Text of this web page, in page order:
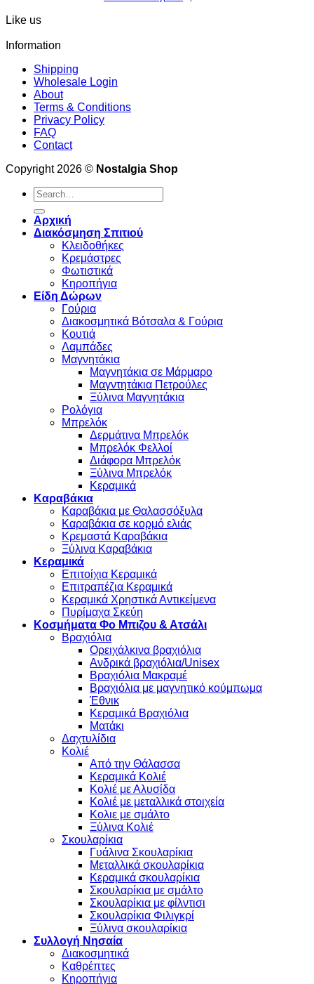
Like us
Information
Shipping
Wholesale Login
About
Terms & Conditions
Privacy Policy
FAQ
Contact
Copyright 2026 © Nostalgia Shop
Search
for:
Αρχική
Διακόσμηση Σπιτιού
Κλειδοθήκες
Κρεμάστρες
Φωτιστικά
Κηροπήγια
Είδη Δώρων
Γούρια
Διακοσμητικά Βότσαλα & Γούρια
Κουτιά
Λαμπάδες
Μαγνητάκια
Μαγνητάκια σε Μάρμαρο
Μαγντητάκια Πετρούλες
Ξύλινα Μαγνητάκια
Ρολόγια
Μπρελόκ
Δερμάτινα Μπρελόκ
Μπρελόκ Φελλοί
Διάφορα Μπρελόκ
Ξύλινα Μπρελόκ
Κεραμικά
Καραβάκια
Καραβάκια με Θαλασσόξυλα
Καραβάκια σε κορμό ελιάς
Κρεμαστά Καραβάκια
Ξύλινα Καραβάκια
Κεραμικά
Επιτοίχια Κεραμικά
Επιτραπέζια Κεραμικά
Κεραμικά Χρηστικά Αντικείμενα
Πυρίμαχα Σκεύη
Κοσμήματα Φο Μπιζου & Ατσάλι
Βραχιόλια
Oρειχάλκινα βραχιόλια
Ανδρικά βραχιόλια/Unisex
Βραχιόλια Μακραμέ
Βραχιόλια με μαγνητικό κούμπωμα
Έθνικ
Κεραμικά Βραχιόλια
Ματάκι
Δαχτυλίδια
Κολιέ
Από την Θάλασσα
Κεραμικά Κολιέ
Κολιέ με Αλυσίδα
Κολιέ με μεταλλικά στοιχεία
Κολιε με σμάλτο
Ξύλινα Κολιέ
Σκουλαρίκια
Γυάλινα Σκουλαρίκια
Μεταλλικά σκουλαρίκια
Κεραμικά σκουλαρίκια
Σκουλαρίκια με σμάλτο
Σκουλαρίκια με φίλντισι
Σκουλαρίκια Φιλιγκρί
Ξύλινα σκουλαρίκια
Συλλογή Νησαία
Διακοσμητικά
Καθρέπτες
Κηροπήγια